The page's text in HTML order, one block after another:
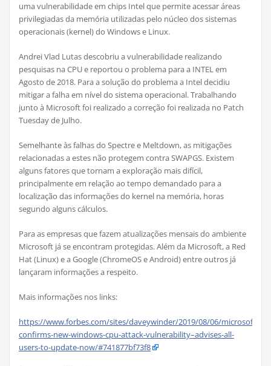
uma vulnerabilidade em chips Intel que permite acessar áreas
privilegiadas da memória utilizadas pelo núcleo dos sistemas
operacionais (kernel) do Windows e Linux.
Andrei Vlad Lutas descobriu a vulnerabilidade realizando
pesquisas na CPU e reportou o problema para a INTEL em
Agosto de 2018. Para a solução do problema a Intel decidiu
mitigar a falha em nível do sistema operacional. Trabalhando
junto à Microsoft foi realizado a correção foi realizada no Patch
Tuesday de Julho.
Semelhante às falhas do Spectre e Meltdown, as mitigações
relacionadas a estes não protegem contra SWAPGS. Existem
alguns fatores que tornam a exploração mais difícil,
principalmente em relação ao tempo demandado para a
localização das informações do kernel na memória, horas
segundo alguns cálculos.
Para as empresas que fazem atualizações mensais do ambiente
Microsoft já se encontram protegidas. Além da Microsoft, a Red
Hat (Linux) e a Google (ChromeOS e Android) entre outros já
lançaram informações a respeito.
Mais informações nos links:
https://www.forbes.com/sites/daveywinder/2019/08/06/microsoft-
confirms-new-windows-cpu-attack-vulnerability–advises-all-
users-to-update-now/#741877bf73f8